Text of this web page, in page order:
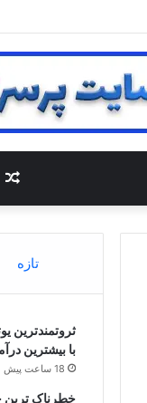
تازه
با بیشترین
18 ساعت پیش